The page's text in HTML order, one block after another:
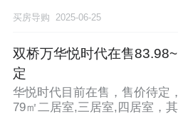
买房导购 2025-06-25
双桥万华悦时代在售
定
华悦时代目前在售，售价待定
79㎡二居室,三居室,四居室，